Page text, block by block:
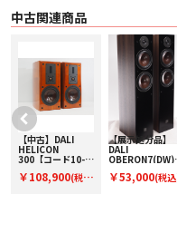
クラスを超えたグレードのパーツ
フェリカル・コーンの恩恵によ
り 純度の高いサウンドを実現し
ージャーには、 OBERON 1 を
剛性を実現。背面のバスレフポ
スレフポート を採用。 ポート
入りする 空気の乱流やポートノ
大化させ、 クリーンで低歪、深
■ 主な仕様
〇 カラー
・ ブラック・アッシュ
・ ダーク・ウォルナット
・ キャラメル・ホワイト
・ ゴールデン・イエロー
中古関連商品
【中古】DALI
HELICON
300【コード10-
シェルフスピーカ
￥108,900(税
【展示処分品】
DALI
OBERON7(DW)
OBERON7DW】
￥53,000(税